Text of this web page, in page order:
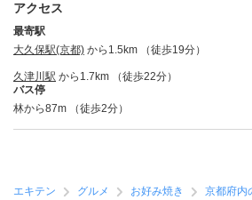
アクセス
最寄駅
大久保駅(京都) から1.5km （徒歩19分）
久津川駅 から1.7km （徒歩22分）
バス停
林から87m （徒歩2分）
エキテン グルメ お好み焼き
京都府内